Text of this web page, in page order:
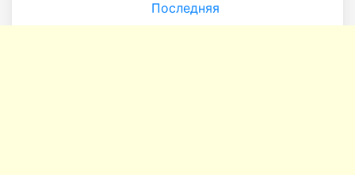
Последняя